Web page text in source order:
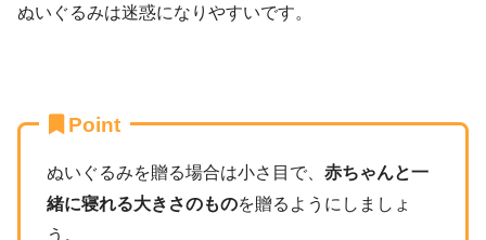
ぬいぐるみは迷惑になりやすいです。
Point
ぬいぐるみを贈る場合は小さ目で、 赤ちゃんと一
緒に寝れる大きさのものを贈るようにしましょ
う。